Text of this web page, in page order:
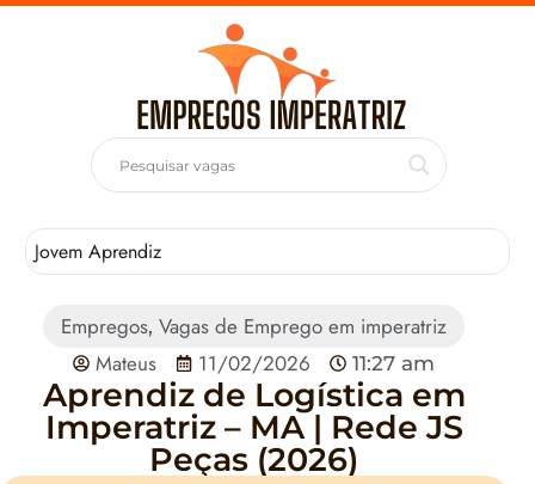
Jovem Aprendiz
Empregos,Vagas de Emprego em imperatriz
Mateus
11/02/2026 11:27 am
Aprendiz de Logística em
Imperatriz – MA | Rede JS
Peças (2026)